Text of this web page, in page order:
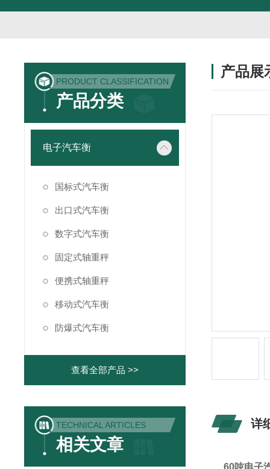
PRODUCT CLASSIFICATION
产品分类
电子汽车衡
国标式汽车衡
出口式汽车衡
数字式汽车衡
固定式轴重秤
便携式轴重秤
移动式汽车衡
防爆式汽车衡
查看全部产品 >>
TECHNICAL ARTICLES
相关文章
产品展
详
60吨电子